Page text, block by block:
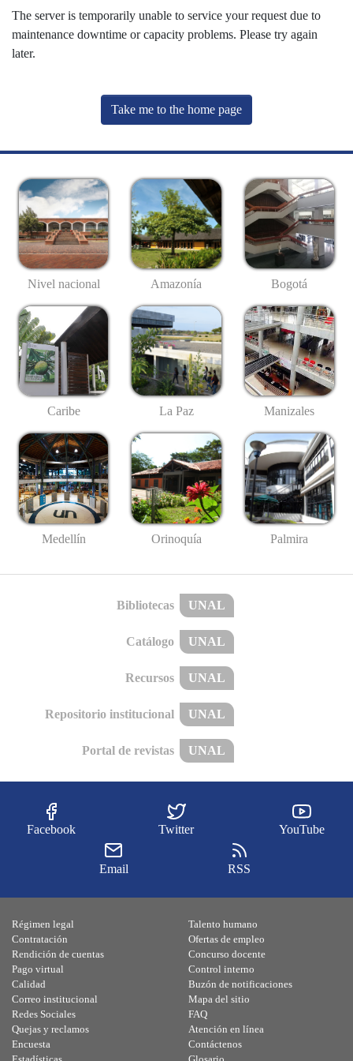
The server is temporarily unable to service your request due to
maintenance downtime or capacity problems. Please try again
later.
Take me to the home page
Nivel nacional Amazonía Bogotá
Caribe La Paz Manizales
Medellín Orinoquía Palmira
Bibliotecas UNAL
Catálogo UNAL
Recursos UNAL
Repositorio institucional UNAL
Portal de revistas UNAL
Facebook Twitter YouTube
Email RSS
Régimen legal
Contratación
Rendición de cuentas
Pago virtual
Calidad
Talento humano
Ofertas de empleo
Concurso docente
Control interno
Buzón de notificaciones
Correo institucional
Redes Sociales
Quejas y reclamos
Encuesta
Mapa del sitio
FAQ
Atención en línea
Contáctenos